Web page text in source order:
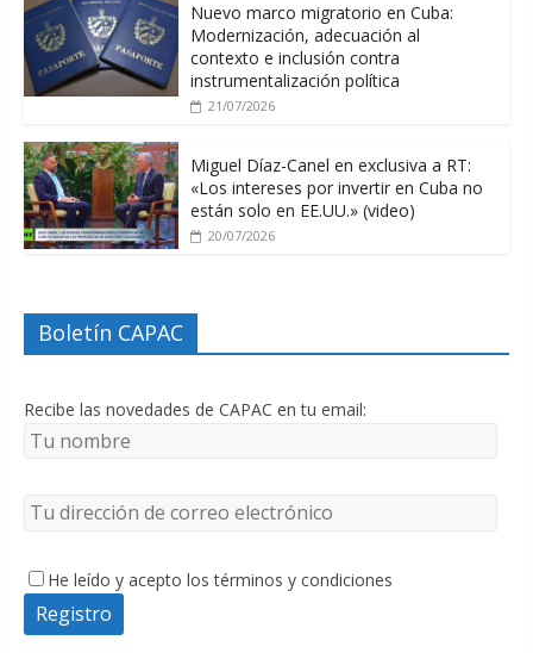
Nuevo marco migratorio en Cuba:
Modernización, adecuación al
contexto e inclusión contra
instrumentalización política
21/07/2026
Miguel Díaz-Canel en exclusiva a RT:
«Los intereses por invertir en Cuba no
están solo en EE.UU.» (video)
20/07/2026
Boletín CAPAC
Recibe las novedades de CAPAC en tu email:
He leído y acepto los términos y condiciones